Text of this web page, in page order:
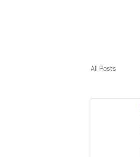
All Posts